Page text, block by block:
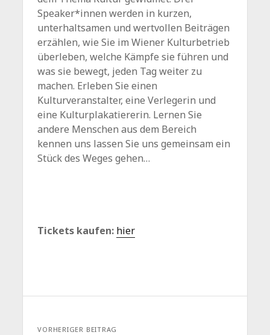
Speaker*innen werden in kurzen,
unterhaltsamen und wertvollen Beiträgen
erzählen, wie Sie im Wiener Kulturbetrieb
überleben, welche Kämpfe sie führen und
was sie bewegt, jeden Tag weiter zu
machen. Erleben Sie einen
Kulturveranstalter, eine Verlegerin und
eine Kulturplakatiererin. Lernen Sie
andere Menschen aus dem Bereich
kennen uns lassen Sie uns gemeinsam ein
Stück des Weges gehen…
Tickets kaufen: hier
VORHERIGER BEITRAG